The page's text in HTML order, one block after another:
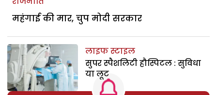
महंगाई की मार, चुप मोदी सरकार
लाइफ स्टाइल
सुपर स्पैशलिटी हौस्पिटल : सुविधा
या लूट